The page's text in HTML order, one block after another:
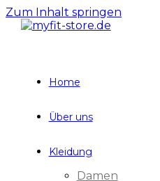
Zum Inhalt springen
Home
Über uns
Kleidung
Damen